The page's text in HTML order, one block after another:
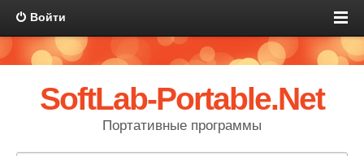
Войти
SoftLab-Portable.Net
Портативные программы